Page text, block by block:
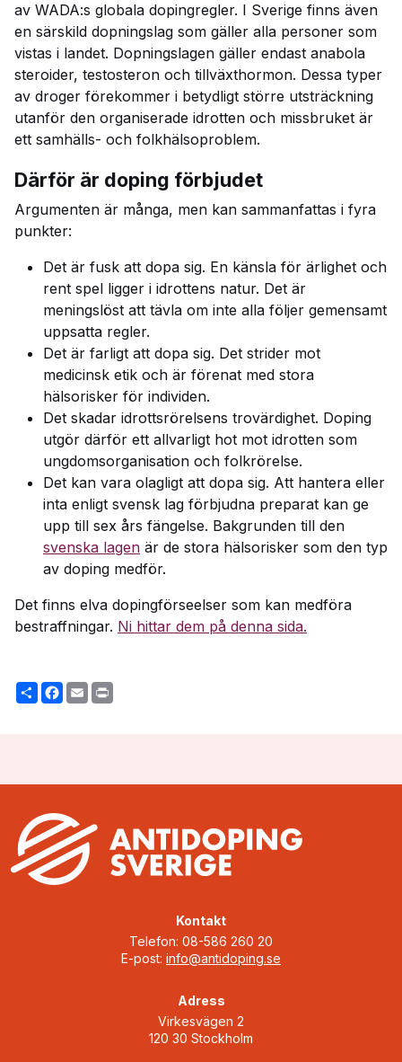
av WADA:s globala dopingregler. I Sverige finns även
en särskild dopningslag som gäller alla personer som
vistas i landet. Dopningslagen gäller endast anabola
steroider, testosteron och tillväxthormon. Dessa typer
av droger förekommer i betydligt större utsträckning
utanför den organiserade idrotten och missbruket är
ett samhälls- och folkhälsoproblem.
Därför är doping förbjudet
Argumenten är många, men kan sammanfattas i fyra
punkter:
Det är fusk att dopa sig. En känsla för ärlighet och
rent spel ligger i idrottens natur. Det är
meningslöst att tävla om inte alla följer gemensamt
uppsatta regler.
Det är farligt att dopa sig. Det strider mot
medicinsk etik och är förenat med stora
hälsorisker för individen.
Det skadar idrottsrörelsens trovärdighet. Doping
utgör därför ett allvarligt hot mot idrotten som
ungdomsorganisation och folkrörelse.
Det kan vara olagligt att dopa sig. Att hantera eller
inta enligt svensk lag förbjudna preparat kan ge
upp till sex års fängelse. Bakgrunden till den
svenska lagen är de stora hälsorisker som den typ
av doping medför.
Det finns elva dopingförseelser som kan medföra
bestraffningar. Ni hittar dem på denna sida.
ShareFacebook
Email
Kontakt
Telefon: 08-586 260 20
E-post: info@antidoping.se
Adress
Virkesvägen 2
120 30 Stockholm